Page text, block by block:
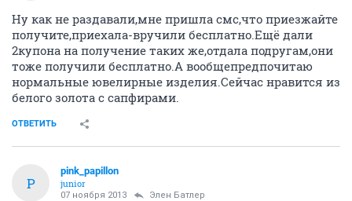
Ну как не раздавали,мне пришла смс,что приезжайте
получите,приехала-вручили бесплатно.Ещё дали
2купона на получение таких же,отдала подругам,они
тоже получили бесплатно.А вообщепредпочитаю
нормальные ювелирные изделия.Сейчас нравится из
белого золота с сапфирами.
ОТВЕТИТЬ
P
pink_papillon
junior
07 ноября 2013 Элен Батлер